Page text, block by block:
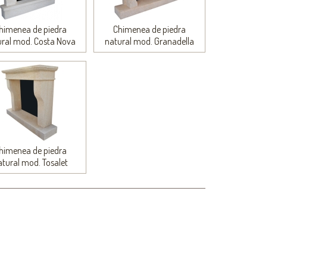
de piedra
mod. Costa Nova
Chimenea de piedra
natural mod. Granadella
de piedra
mod. Tosalet